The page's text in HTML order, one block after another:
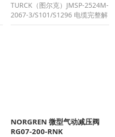
TURCK（图尔克）JMSP-2524M-
2067-3/S101/S1296 电缆完整解
析一、基
NORGREN 微型气动减压阀
RG07-200-RNK